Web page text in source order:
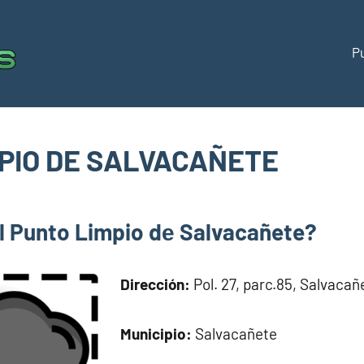
limpios
puntos
España
DE SALVACAÑETE
Punto Limpio dе Salvacañete?
Dirección: Pol. 27, parc.85,
Municipio: Salvacañete